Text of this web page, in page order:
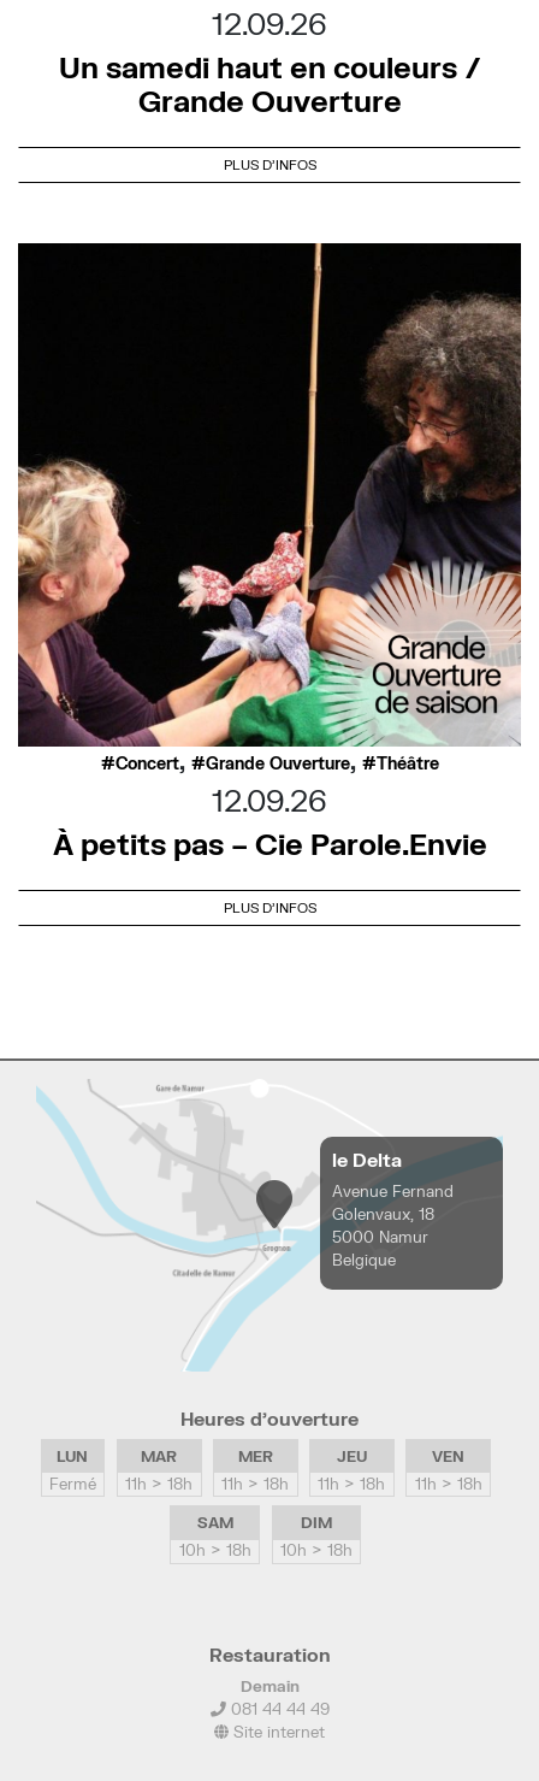
12.09.26
Un samedi haut en couleurs /
Grande Ouverture
PLUS D'INFOS
Concert, Grande Ouverture, Théâtre
12.09.26
À petits pas – Cie Parole.Envie
PLUS D'INFOS
le Delta
Avenue Fernand
Golenvaux, 18
5000 Namur
Belgique
Heures d’ouverture
LUN
Fermé
MAR
11h > 18h
MER
11h > 18h
JEU
11h > 18h
VEN
11h > 18h
SAM
10h > 18h
DIM
10h > 18h
Restauration
Demain
081 44 44 49
Site internet